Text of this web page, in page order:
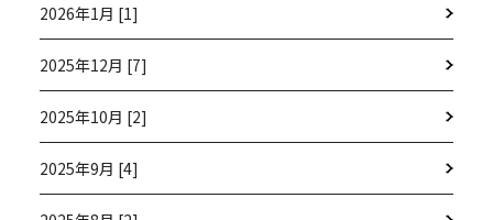
2026年1月 [1]
2025年12月 [7]
2025年10月 [2]
2025年9月 [4]